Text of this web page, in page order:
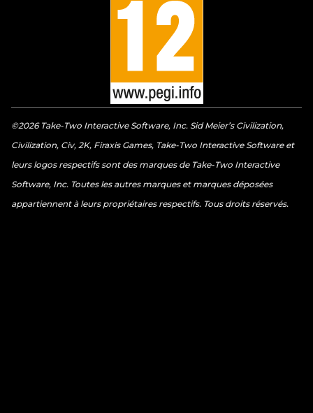
©2026 Take-Two Interactive Software, Inc. Sid Meier’s Civilization,
Civilization, Civ, 2K, Firaxis Games, Take-Two Interactive Software et
leurs logos respectifs sont des marques de Take-Two Interactive
Software, Inc. Toutes les autres marques et marques déposées
appartiennent à leurs propriétaires respectifs. Tous droits réservés.